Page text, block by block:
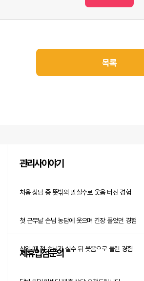
목록
관리사이야기
처음 상담 중 뜻밖의 말실수로 웃음 터진 경험
첫 근무날 손님 농담에 웃으며 긴장 풀었던 경험
신입 때 첫 손님과 실수 뒤 웃음으로 풀린 경험
제휴입점문의